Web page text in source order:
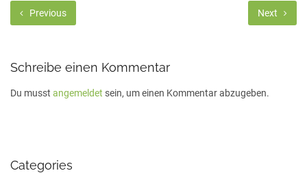
Previous Next
Schreibe einen Kommentar
Du musst angemeldet sein, um einen Kommentar abzugeben.
Categories